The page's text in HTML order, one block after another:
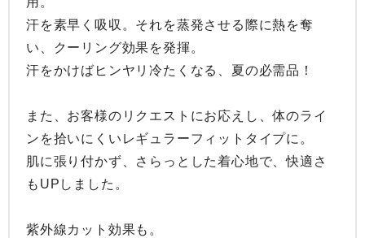
汗を素早く吸収。それを蒸発させる際に熱を奪
い、クーリング効果を発揮。
汗をかけばヒンヤリ冷たくなる、夏の必需品！
また、お客様のリクエストにお応えし、体のライ
ンを拾いにくいレギュラーフィットタイプに。
肌に張り付かず、さらっとした着心地で、快適さ
もUPしました。
紫外線カット効果も。